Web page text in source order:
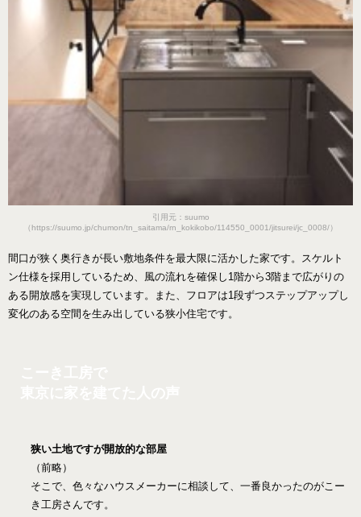
引用元：suumo
（https://suumo.jp/chumon/tn_saitama/rn_kokikobo/114550_0001/jitsurei/jc_0008/）
間口が狭く奥行きが長い敷地条件を最大限に活かした家です。スケルト
ン仕様を採用しているため、風の流れを確保し1階から3階まで広がりの
ある開放感を実現しています。また、フロアは1段ずつステップアップし
変化のある空間を生み出している狭小住宅です。
狭い土地ですが開放的な部屋
（前略）
そこで、色々なハウスメーカーに相談して、一番良かったのがこー
き工房さんです。